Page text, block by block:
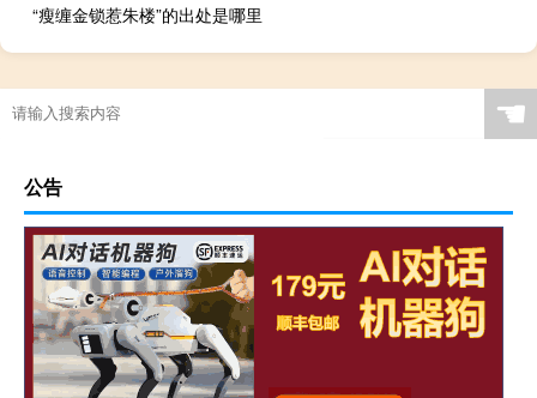
“瘦缠金锁惹朱楼”的出处是哪里
☚
公告